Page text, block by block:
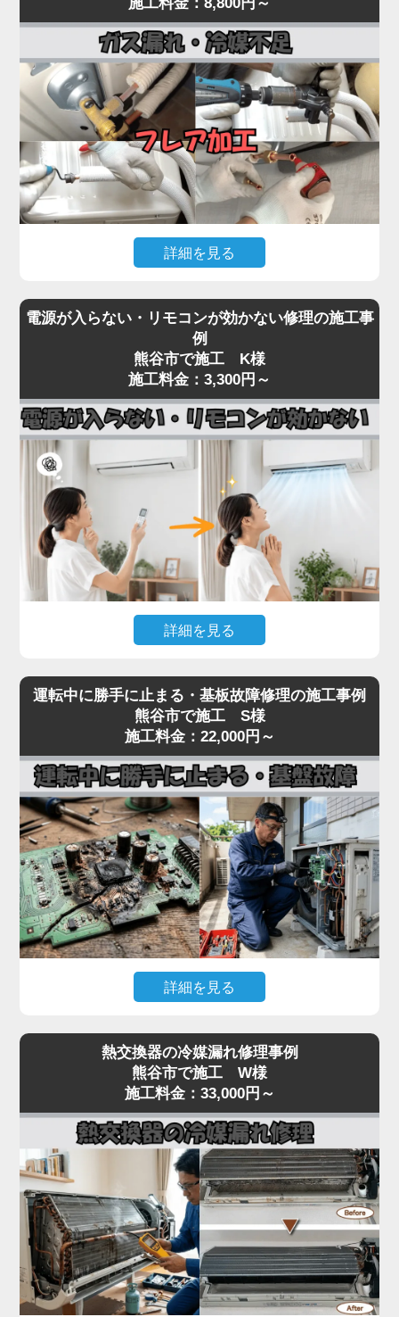
まで一貫対応。
最短即日対応で、内部の詰まりや劣化を根本から取
り除き、再発を防ぎます。
水漏れに気付いたら、お早めにプロの点検をご依頼
ください。
常が原因として考えられます。
経年劣化により、室外機内部のベアリングが摩耗し
てうなり音が出たり、ファン羽根に枯葉や異物が当
たって異音を発する事例も多く見られます。
「家電の達人」では、こうした異音・振動トラブル
に対して、室外機の分解点検・ファン羽根の調整・
モーター動作確認を行い、必要に応じて部品交換を
実施。
特にコンプレッサーから低い唸り音が継続する場合
は、内部の冷媒圧縮機構が故障している可能性があ
り、早期対応が重要です。
スクにもつながるため、初期段階での点検が肝心。
気になる音や振動があれば、お早めにご相談くださ
詳細を見る
付いている」「冷房運転中に氷が張る」といった症
状は、冷媒ガスが漏れているサインです。
冷媒ガスは本来密閉系で循環しているため、減るこ
接続部（フレアナット）の緩み、配管自体のピンホ
ール、室内機の熱交換器からの微少漏れなどです。
実際の現場では、設置から10年以上経過したエアコ
ンで配管劣化によるガス漏れが多発しており、補充
だけでは数ヶ月で再発するため、漏れ箇所の特定・
修理が不可欠です。
「家電の達人」では、ガス漏れ点検（窒素加圧テス
ト）・漏れ箇所の修理・冷媒ガスの補充まで一貫対
応。R32・R410Aどちらの冷媒にも対応しておりま
き付き、本体交換が必要な高額修理に発展します。
冷房・暖房の効きが急に悪くなったと感じたら、お
早めにご相談ください。
電源が入らない・リモコンが効かない修理の施工事
例
熊谷市で施工 K様
施工料金：3,300円～
詳細を見る
応がないといった症状は、リモコン受光基板の故
障、本体の電源基板の故障、内部ヒューズの切断ま
で、原因が幅広いトラブルです。
見た目では原因の切り分けが困難で、無理に何度も
電源を入れ直すと、生きていた他の基板まで巻き込
んで故障が拡大するリスクがあります。
「家電の達人」では、テスターで本体への入力電
圧、電源基板の出力電圧、受光基板の出力信号を順
番に切り分けて点検。リモコン故障なら互換リモコ
ンの取り寄せ、本体側なら電源基板・受光基板の交
換に対応します。
突然停止して動かない症状は基板系トラブルが大半
なので、まずはお早めに点検をご依頼ください。夏
運転中に勝手に止まる・基板故障修理の施工事例
熊谷市で施工 S様
施工料金：22,000円～
詳細を見る
は入るが数分で停止する」「特定のエラーコード
（E1・F1・H1など）が出て動かない」といった症
状は、室内機または室外機の制御基板の故障が原因
のケースが多く見られます。
基板は経年劣化に加え、雷サージや過電流、コンデ
ンサの容量抜けなどで突発的に故障することがあり
ます。
実際の現場では、運転開始から数分でコンプレッサ
ーへの通電が遮断される、ファンモーターへ正常な
指示が出せていない、リモコン信号を受信できない
など、基板故障の症状は多岐にわたります。
熱交換器の冷媒漏れ修理事例
熊谷市で施工 W様
施工料金：33,000円～